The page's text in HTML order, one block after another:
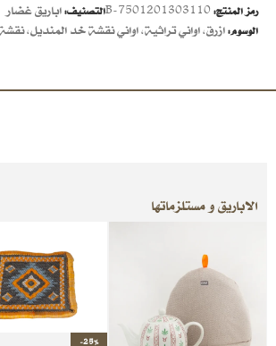
رمز المنتج: 7501201303110-B التصنيف:اباريق غضار
الوسوم:ازرق,اواني تراثية,اواني نقشة خد المنديل,
الاباريق و مستلزماتها
-25%